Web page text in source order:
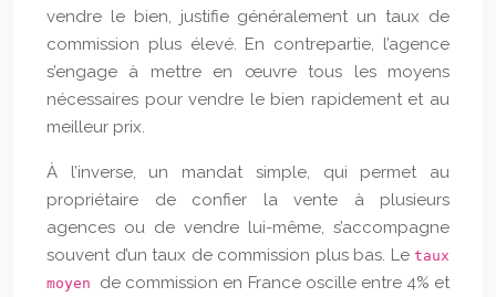
vendre le bien, justifie généralement un taux de
commission plus élevé. En contrepartie, l’agence
s’engage à mettre en œuvre tous les moyens
nécessaires pour vendre le bien rapidement et au
meilleur prix.
À l’inverse, un mandat simple, qui permet au
propriétaire de confier la vente à plusieurs
agences ou de vendre lui-même, s’accompagne
souvent d’un taux de commission plus bas. Le taux
moyen de commission en France oscille entre 4% et